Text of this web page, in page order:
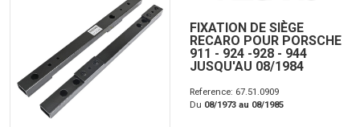
FIXATION DE SIÈGE
RECARO POUR PORSCHE
911 - 924 -928 - 944
JUSQU'AU 08/1984
Reference: 67.51.0909
Du 08/1973 au 08/1985